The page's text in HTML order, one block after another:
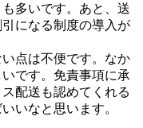
多いです。あと、送
になる制度の導入が
点は不便です。なか
です。免責事項に承
配送も認めてくれる
いなと思います。